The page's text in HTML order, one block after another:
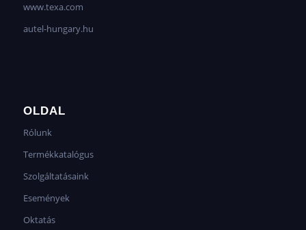
www.texa.com
autel-hungary.hu
OLDAL
Rólunk
Termékkatalógus
Szolgáltatásaink
Események
Oktatás